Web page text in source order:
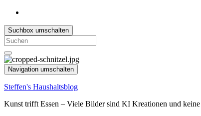
Suchbox umschalten
Search
for:
Navigation umschalten
Steffen's Haushaltsblog
Kunst trifft Essen – Viele Bilder sind KI Kreationen und